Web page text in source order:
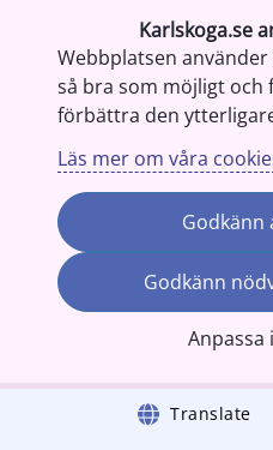
Karlskoga.se
Webbplatsen
så bra som möjligt och
förbättra den
Läs mer om våra
Godkänn
Godkänn
Gå till innehåll Translate